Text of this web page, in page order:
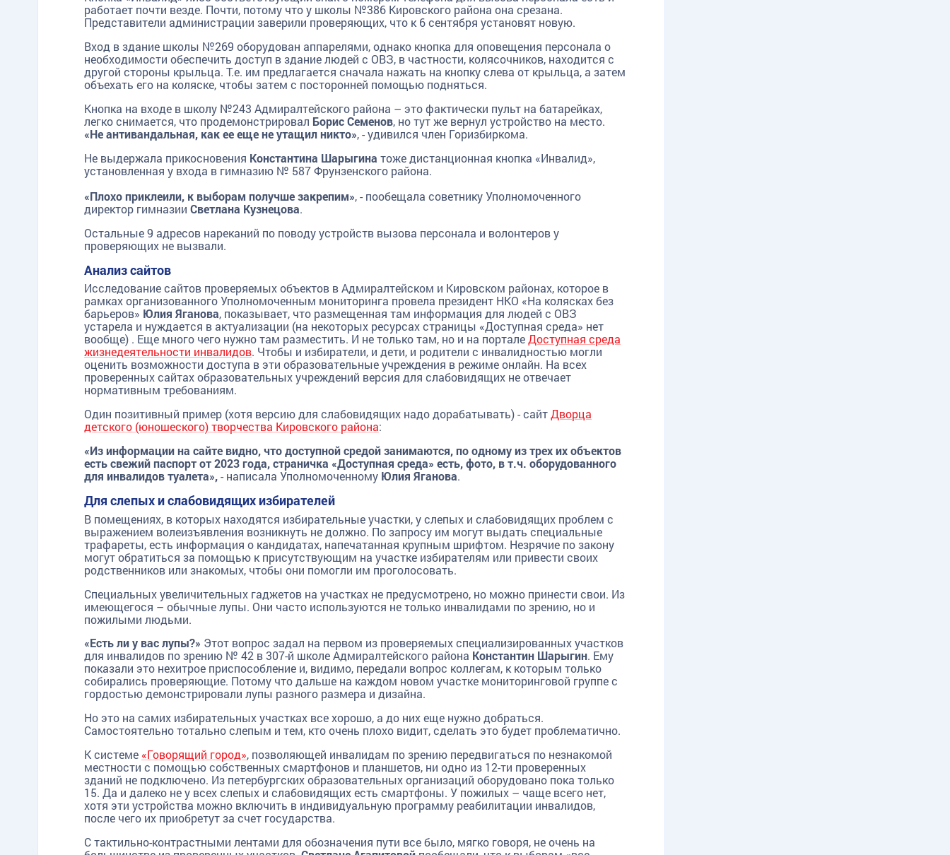
работает почти везде. Почти, потому что у школы №386 Кировского района она срезана.
Представители администрации заверили проверяющих, что к 6 сентября установят новую.
Вход в здание школы №269 оборудован аппарелями, однако кнопка для оповещения персонала о
необходимости обеспечить доступ в здание людей с ОВЗ, в частности, колясочников, находится с
другой стороны крыльца. Т.е. им предлагается сначала нажать на кнопку слева от крыльца, а затем
объехать его на коляске, чтобы затем с посторонней помощью подняться.
Кнопка на входе в школу №243 Адмиралтейского района – это фактически пульт на батарейках,
легко снимается, что продемонстрировал Борис Семенов, но тут же вернул устройство на место.
«Не антивандальная, как ее еще не утащил никто», - удивился член Горизбиркома.
Не выдержала прикосновения Константина Шарыгина тоже дистанционная кнопка «Инвалид»,
установленная у входа в гимназию № 587 Фрунзенского района.
«Плохо приклеили, к выборам получше закрепим», - пообещала советнику Уполномоченного
директор гимназии Светлана Кузнецова.
Остальные 9 адресов нареканий по поводу устройств вызова персонала и волонтеров у
проверяющих не вызвали.
Анализ сайтов
Исследование сайтов проверяемых объектов в Адмиралтейском и Кировском районах, которое в
рамках организованного Уполномоченным мониторинга провела президент НКО «На колясках без
барьеров» Юлия Яганова, показывает, что размещенная там информация для людей с ОВЗ
устарела и нуждается в актуализации (на некоторых ресурсах страницы «Доступная среда» нет
вообще) . Еще много чего нужно там разместить. И не только там, но и на порталеДоступная среда
жизнедеятельности инвалидов. Чтобы и избиратели, и дети, и родители с инвалидностью могли
оценить возможности доступа в эти образовательные учреждения в режиме онлайн. На всех
проверенных сайтах образовательных учреждений версия для слабовидящих не отвечает
нормативным требованиям.
Один позитивный пример (хотя версию для слабовидящих надо дорабатывать) - сайтДворца
детского (юношеского) творчества Кировского района:
«Из информации на сайте видно, что доступной средой занимаются, по одному из трех их объектов
есть свежий паспорт от 2023 года, страничка «Доступная среда» есть, фото, в т.ч. оборудованного
для инвалидов туалета»,- написала Уполномоченному Юлия Яганова.
Для слепых и слабовидящих избирателей
В помещениях, в которых находятся избирательные участки, у слепых и слабовидящих проблем с
выражением волеизъявления возникнуть не должно. По запросу им могут выдать специальные
трафареты, есть информация о кандидатах, напечатанная крупным шрифтом. Незрячие по закону
могут обратиться за помощью к присутствующим на участке избирателям или привести своих
родственников или знакомых, чтобы они помогли им проголосовать.
Специальных увеличительных гаджетов на участках не предусмотрено, но можно принести свои. Из
имеющегося – обычные лупы. Они часто используются не только инвалидами по зрению, но и
пожилыми людьми.
«Есть ли у вас лупы?» Этот вопрос задал на первом из проверяемых специализированных участков
для инвалидов по зрению № 42 в 307-й школе Адмиралтейского района Константин Шарыгин. Ему
показали это нехитрое приспособление и, видимо, передали вопрос коллегам, к которым только
собирались проверяющие. Потому что дальше на каждом новом участке мониторинговой группе с
гордостью демонстрировали лупы разного размера и дизайна.
Но это на самих избирательных участках все хорошо, а до них еще нужно добраться.
Самостоятельно тотально слепым и тем, кто очень плохо видит, сделать это будет проблематично.
К системе «Говорящий город», позволяющей инвалидам по зрению передвигаться по незнакомой
местности с помощью собственных смартфонов и планшетов, ни одно из 12-ти проверенных
зданий не подключено. Из петербургских образовательных организаций оборудовано пока только
15. Да и далеко не у всех слепых и слабовидящих есть смартфоны. У пожилых – чаще всего нет,
хотя эти устройства можно включить в индивидуальную программу реабилитации инвалидов,
после чего их приобретут за счет государства.
С тактильно-контрастными лентами для обозначения пути все было, мягко говоря, не очень на